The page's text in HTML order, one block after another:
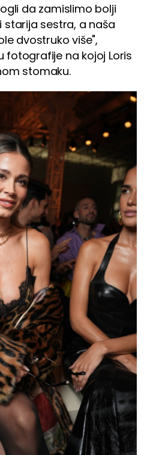
da zamislimo bolji
starija sestra, a naša
dvostruko više",
fotografije na kojoj Loris
stomaku.